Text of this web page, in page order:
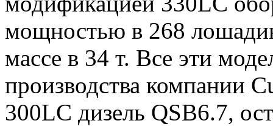
мощностью в 268
массе в 34 т. Все эти
производства компании
300LC дизель QSB6.7,